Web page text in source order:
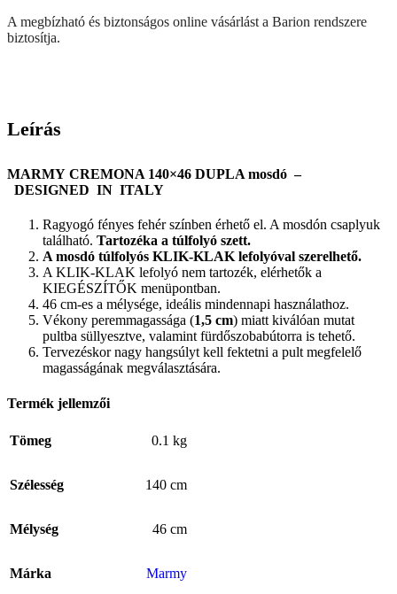
A megbízható és biztonságos online vásárlást a Barion rendszere
biztosítja.
Leírás
MARMY CREMONA 140×46 DUPLA mosdó –
DESIGNED IN ITALY
Ragyogó fényes fehér színben érhető el. A mosdón csaplyuk
található. Tartozéka a túlfolyó szett.
A mosdó túlfolyós KLIK-KLAK lefolyóval szerelhető.
A KLIK-KLAK lefolyó nem tartozék, elérhetők a
KIEGÉSZÍTŐK menüpontban.
46 cm-es a mélysége, ideális mindennapi használathoz.
Vékony peremmagassága (1,5 cm) miatt kiválóan mutat
pultba süllyesztve, valamint fürdőszobabútorra is tehető.
Tervezéskor nagy hangsúlyt kell fektetni a pult megfelelő
magasságának megválasztására.
Termék jellemzői
Tömeg 0.1 kg
Szélesség 140 cm
Mélység 46 cm
Márka Marmy